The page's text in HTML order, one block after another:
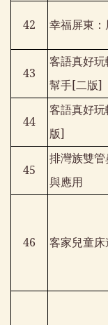
42 幸福屏東
43
客語真好
幫手[二版]
44
客語真好
版]
45
排灣族雙
與應用
46 客家兒童